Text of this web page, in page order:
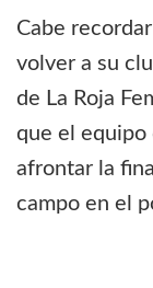
Cabe
volver a su
de La Roja
que el equipo
afrontar la
campo en el